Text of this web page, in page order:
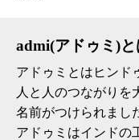
admi(アドゥミ)と
アドゥミとはヒンド
人と人のつながりを
名前がつけられまし
アドゥミはインドの